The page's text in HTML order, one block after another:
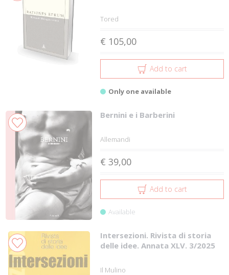
Tored
€ 105,00
Add to cart
Only one available
Bernini e i Barberini
Allemandi
€ 39,00
Add to cart
Available
Intersezioni. Rivista di storia
delle idee. Annata XLV. 3/2025
Il Mulino